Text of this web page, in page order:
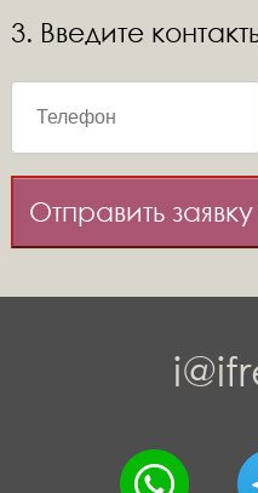
3. Введите
Отправить заявку